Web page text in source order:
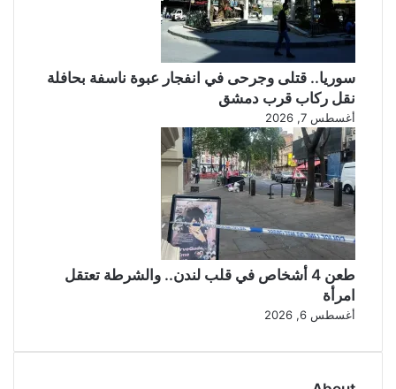
سوريا.. قتلى وجرحى في انفجار عبوة ناسفة بحافلة
نقل ركاب قرب دمشق
أغسطس 7, 2026
طعن 4 أشخاص في قلب لندن.. والشرطة تعتقل
امرأة
أغسطس 6, 2026